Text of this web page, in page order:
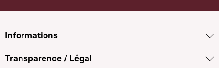
Informations
Transparence / Légal